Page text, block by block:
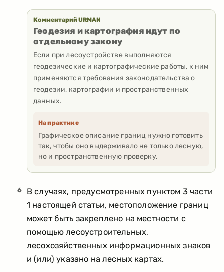
Комментарий URMAN
Геодезия и картография идут по
отдельному закону
Если при лесоустройстве выполняются
геодезические и картографические работы, к ним
применяются требования законодательства о
геодезии, картографии и пространственных
данных.
На практике
Графическое описание границ нужно готовить
так, чтобы оно выдерживало не только лесную,
но и пространственную проверку.
6
В случаях, предусмотренных пунктом 3 части
1 настоящей статьи, местоположение границ
может быть закреплено на местности с
помощью лесоустроительных,
лесохозяйственных информационных знаков
и (или) указано на лесных картах.